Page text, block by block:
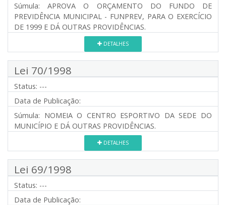
Súmula: APROVA O ORÇAMENTO DO FUNDO DE
PREVIDÊNCIA MUNICIPAL - FUNPREV, PARA O EXERCÍCIO
DE 1999 E DÁ OUTRAS PROVIDÊNCIAS.
DETALHES
Lei 70/1998
Status: ---
Data de Publicação:
Súmula: NOMEIA O CENTRO ESPORTIVO DA SEDE DO
MUNICÍPIO E DÁ OUTRAS PROVIDÊNCIAS.
DETALHES
Lei 69/1998
Status: ---
Data de Publicação: